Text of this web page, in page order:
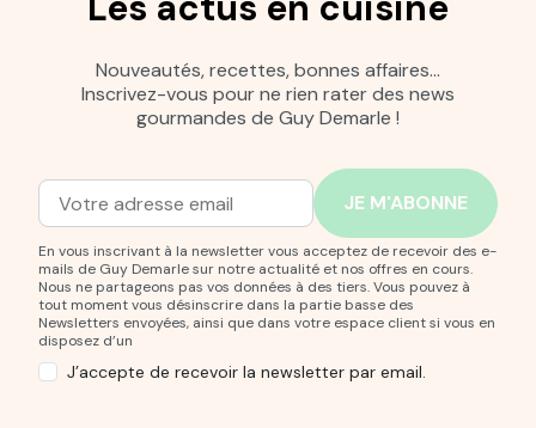
Nouveautés, recettes, bonnes affaires…
Inscrivez-vous pour ne rien rater des news
gourmandes de Guy Demarle !
Adresse mail
Entrez votre adresse mail pour vous abonner à notre
En vous inscrivant à la newsletter vous acceptez de recevoir des e-
mails de Guy Demarle sur notre actualité et nos offres en cours.
Nous ne partageons pas vos données à des tiers. Vous pouvez à
tout moment vous désinscrire dans la partie basse des
Newsletters envoyées, ainsi que dans votre espace client si vous en
disposez d’un
J’accepte de recevoir la newsletter par email.